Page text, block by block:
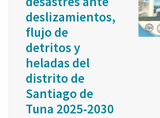
deslizamientos,
flujo de
detritos y
heladas del
distrito de
Santiago de
Tuna 2025-2030